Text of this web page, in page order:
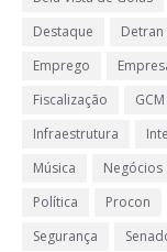
Destaque
Detran
Emprego
Fiscalização
GCM
Infraestrutura
Música
Negócios
Política
Procon
Segurança